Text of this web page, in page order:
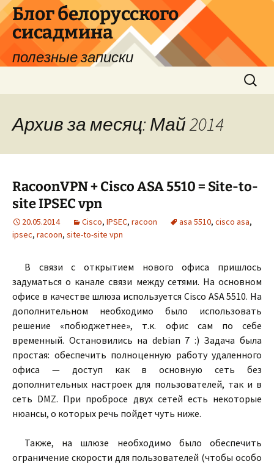
Перейти
к
содержимому
Блог белорусского
сисадмина
полезные записки
Найти:
Архив за месяц: Май 2014
RacoonVPN + Cisco ASA 5510 = Site-to-
site IPSEC vpn
20.05.2014 Cisco, IPSEC, racoon asa 5510, cisco asa,
ipsec, racoon, site-to-site vpn
В связи с открытием нового офиса пришлось
задуматься о канале связи между сетями. На основном
офисе в качестве шлюза используется Cisco ASA 5510. На
дополнительном необходимо было использовать
решение «побюджетнее», т.к. офис сам по себе
временный. Остановились на debian 7 :) Задача была
простая: обеспечить полноценную работу удаленного
офиса — доступ как в основную сеть без
дополнительных настроек для пользователей, так и в
сеть DMZ. При пробросе двух сетей есть некоторые
нюансы, о которых речь пойдет чуть ниже.
Также, на шлюзе необходимо было обеспечить
ограничение скорости для пользователей (чтобы особо